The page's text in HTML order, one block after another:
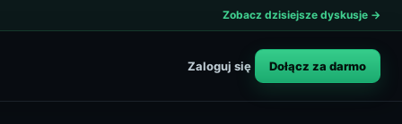
Zobacz dzisiejsze dyskusje →
Zaloguj się Dołącz za darmo